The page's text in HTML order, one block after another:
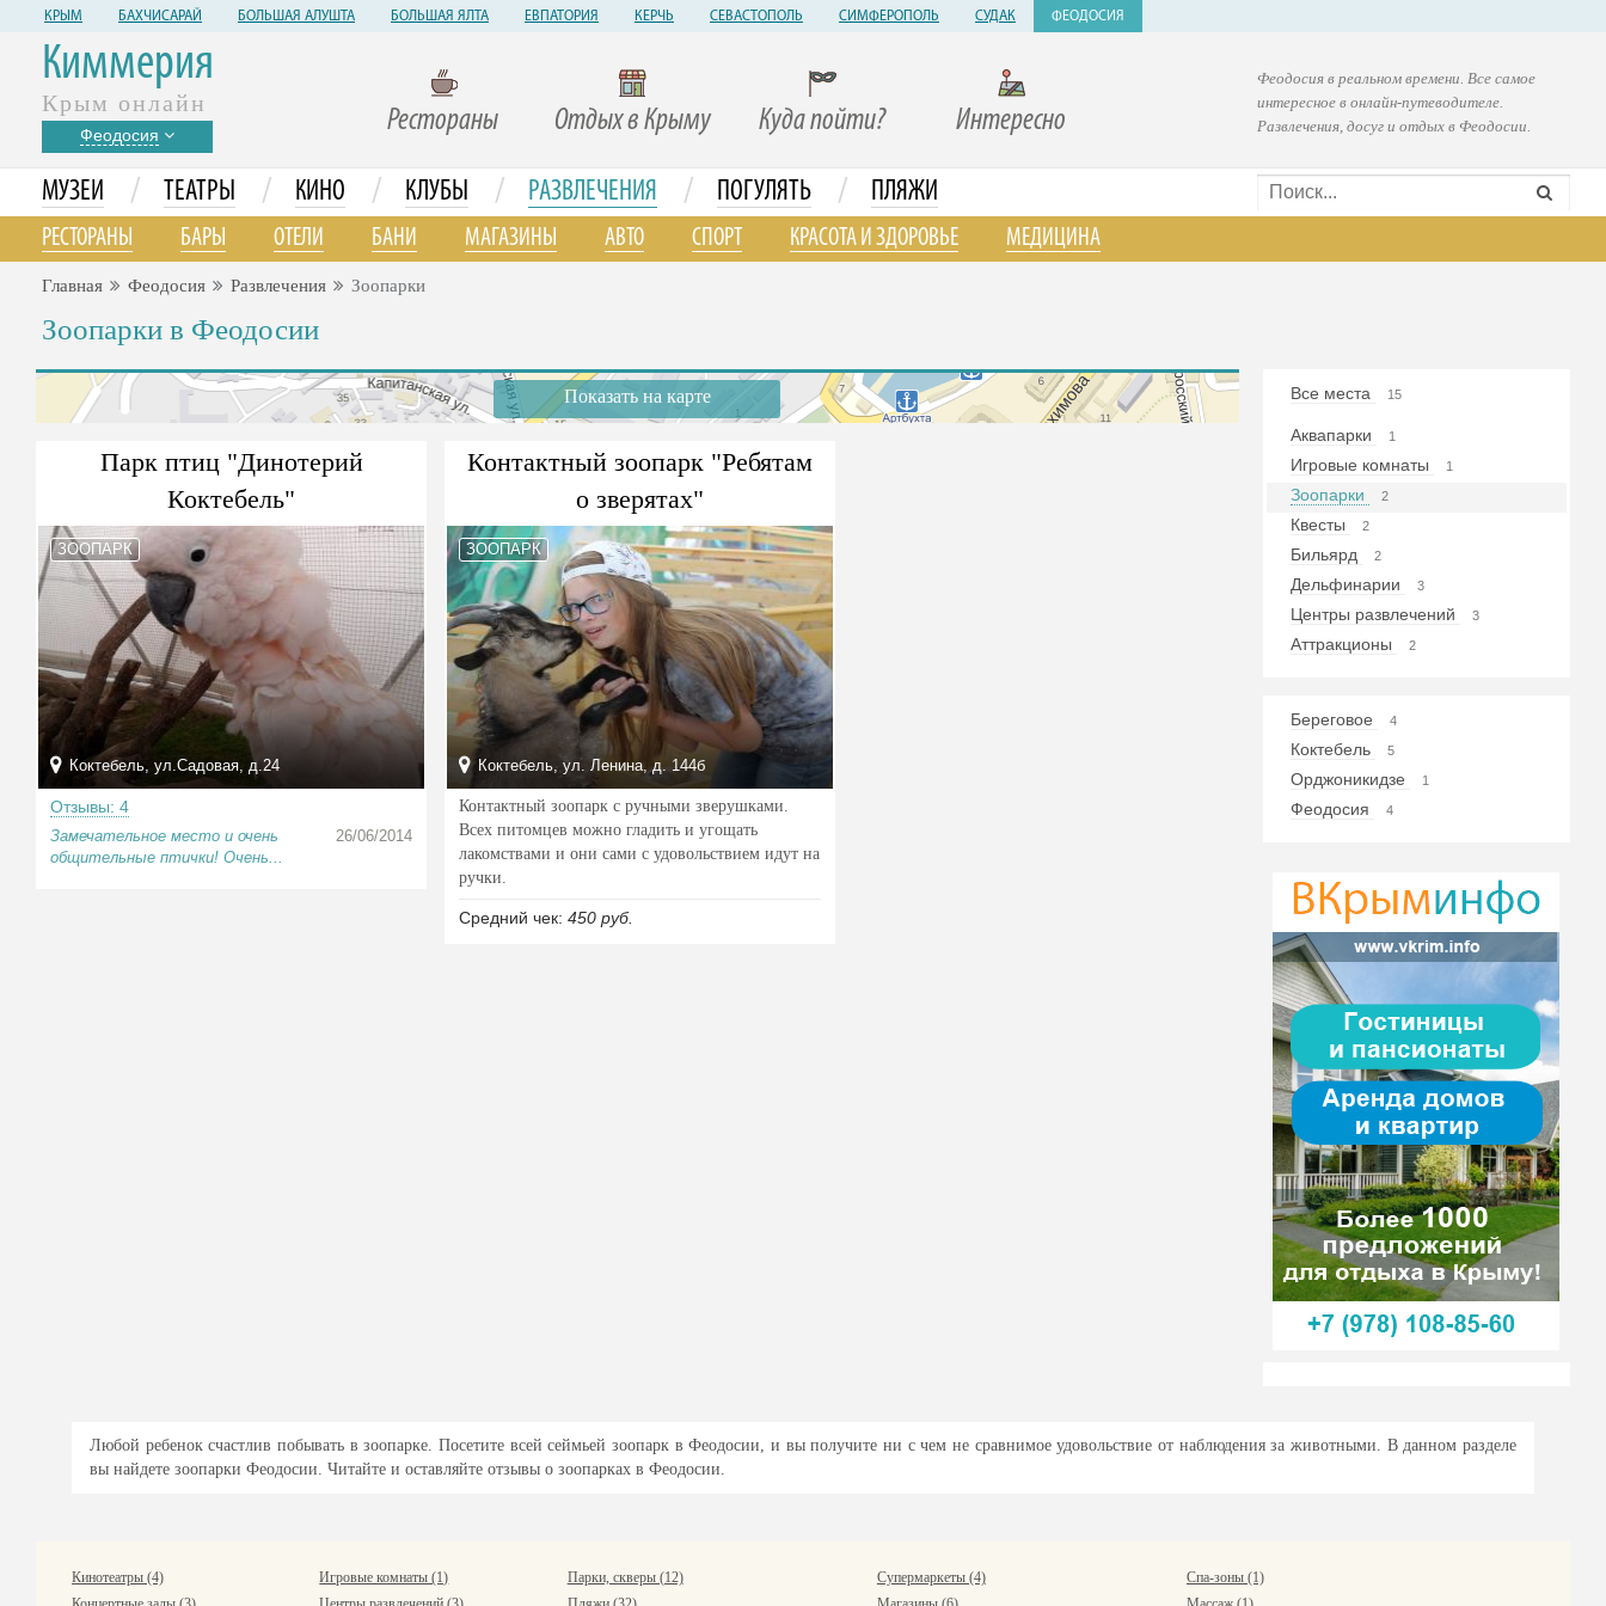
КРЫМ БАХЧИСАРАЙ БОЛЬШАЯ АЛУШТА БОЛЬШАЯ ЯЛТА ЕВПАТОРИЯ КЕРЧЬ СЕВАСТОПОЛЬ СИМФЕРОПОЛЬ СУДАК ФЕОДОСИЯ
Киммерия
Крым онлайн
Феодосия Рестораны Отдых в Крыму Куда пойти? Интересно
Феодосия в реальном времени. Все самое
интересное в онлайн-путеводителе.
Развлечения, досуг и отдых в Феодосии.
МУЗЕИ / ТЕАТРЫ / КИНО / КЛУБЫ / РАЗВЛЕЧЕНИЯ / ПОГУЛЯТЬ / ПЛЯЖИ
РЕСТОРАНЫ БАРЫ ОТЕЛИ БАНИ МАГАЗИНЫ АВТО СПОРТ КРАСОТА И ЗДОРОВЬЕ МЕДИЦИНА
Главная Феодосия Развлечения Зоопарки
Зоопарки в Феодосии
Показать на карте
Парк птиц "Динотерий
Коктебель"
ЗООПАРК
Коктебель, ул.Садовая, д.24
Отзывы: 4
Замечательное место и очень
общительные птички! Очень...
26/06/2014
Контактный зоопарк "Ребятам
о зверятах"
ЗООПАРК
Коктебель, ул. Ленина, д. 144б
Контактный зоопарк с ручными зверушками.
Всех питомцев можно гладить и угощать
лакомствами и они сами с удовольствием идут на
ручки.
Средний чек:450 руб.
Все места 15
Аквапарки 1
Игровые комнаты 1
Зоопарки 2
Квесты 2
Бильярд 2
Дельфинарии 3
Центры развлечений 3
Аттракционы 2
Береговое 4
Коктебель 5
Орджоникидзе 1
Феодосия 4
Любой ребенок счастлив побывать в зоопарке. Посетите всей сеймьей зоопарк в Феодосии, и вы получите ни с чем не сравнимое удовольствие от наблюдения за животными. В данном разделе
вы найдете зоопарки Феодосии. Читайте и оставляйте отзывы о зоопарках в Феодосии.
Кинотеатры (4)
Игровые комнаты (1)
Парки, скверы (12)
Супермаркеты (4)
Спа-зоны (1)